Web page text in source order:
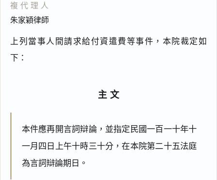
複代理人
朱家穎律師
上列當事人間請求給付資遣費等事件，本院裁定如
下：
主文
本件應再開言詞辯論，並指定民國一百一十年十
一月四日上午十時三十分，在本院第二十五法庭
為言詞辯論期日。
主